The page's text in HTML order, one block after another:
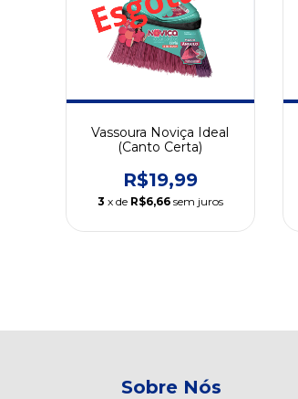
Vassoura Noviça Ideal
(Canto Certa)
R$19,99
3 x de R$6,66 sem juros
Sobre Nós